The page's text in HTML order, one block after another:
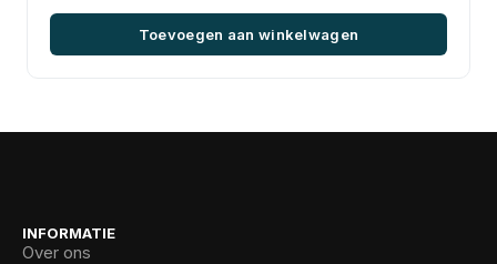
Toevoegen aan winkelwagen
INFORMATIE
Over ons